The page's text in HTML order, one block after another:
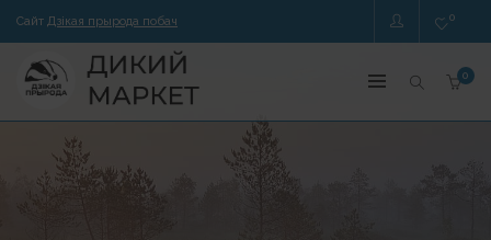
Сайт Дзікая прырода побач 0
0